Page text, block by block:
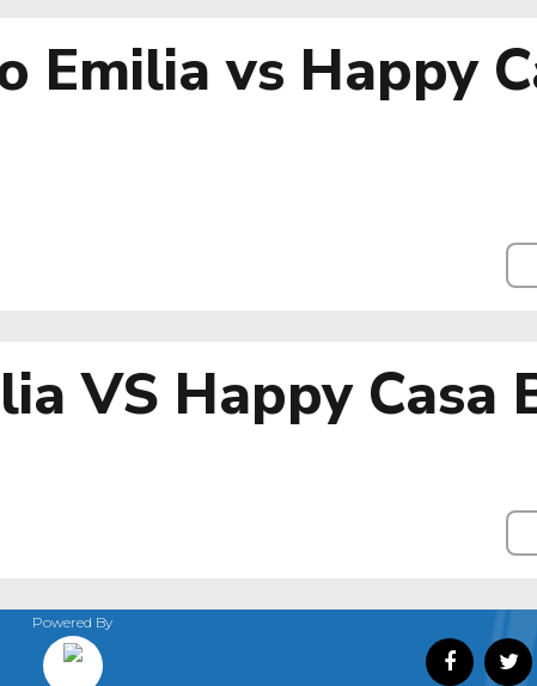
Emilia vs Happy
VS Happy Casa
Powered By